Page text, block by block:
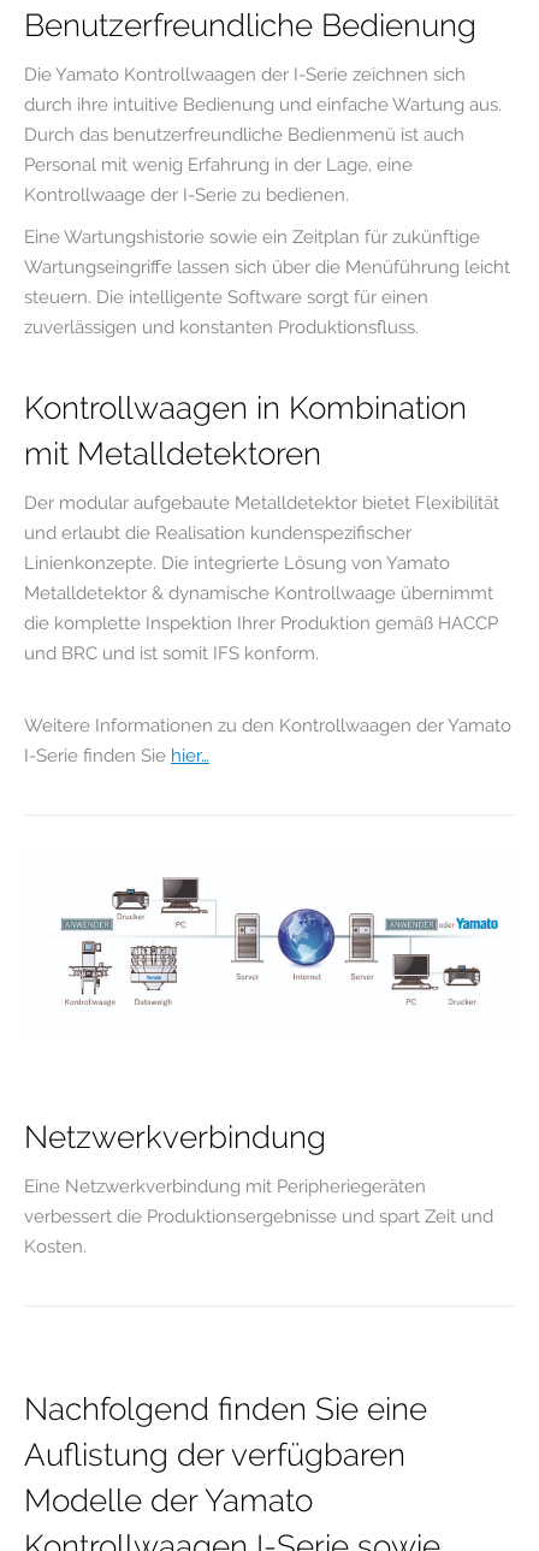
Benutzerfreundliche Bedienung
Die Yamato Kontrollwaagen der I-Serie zeichnen sich
durch ihre intuitive Bedienung und einfache Wartung aus.
Durch das benutzerfreundliche Bedienmenü ist auch
Personal mit wenig Erfahrung in der Lage, eine
Kontrollwaage der I-Serie zu bedienen.
Eine Wartungshistorie sowie ein Zeitplan für zukünftige
Wartungseingriffe lassen sich über die Menüführung leicht
steuern. Die intelligente Software sorgt für einen
zuverlässigen und konstanten Produktionsfluss.
Kontrollwaagen in Kombination
mit Metalldetektoren
Der modular aufgebaute Metalldetektor bietet Flexibilität
und erlaubt die Realisation kundenspezifischer
Linienkonzepte. Die integrierte Lösung von Yamato
Metalldetektor & dynamische Kontrollwaage übernimmt
die komplette Inspektion Ihrer Produktion gemäß HACCP
und BRC und ist somit IFS konform.
Weitere Informationen zu den Kontrollwaagen der Yamato
I-Serie finden Sie hier…
Netzwerkverbindung
Eine Netzwerkverbindung mit Peripheriegeräten
verbessert die Produktionsergebnisse und spart Zeit und
Kosten.
Nachfolgend finden Sie eine
Auflistung der verfügbaren
Modelle der Yamato